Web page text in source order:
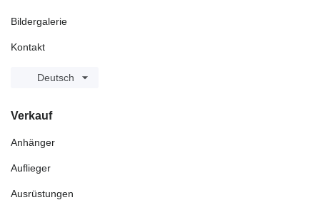
Bildergalerie
Kontakt
Deutsch
Verkauf
Anhänger
Auflieger
Ausrüstungen